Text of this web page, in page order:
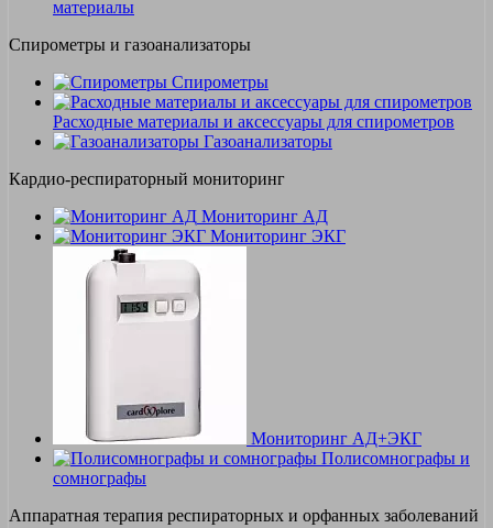
материалы
Спирометры и газоанализаторы
Спирометры
Расходные материалы и аксессуары для спирометров
Газоанализаторы
Кардио-респираторный мониторинг
Мониторинг АД
Мониторинг ЭКГ
Мониторинг АД+ЭКГ
Полисомнографы и
сомнографы
Аппаратная терапия респираторных и орфанных заболеваний